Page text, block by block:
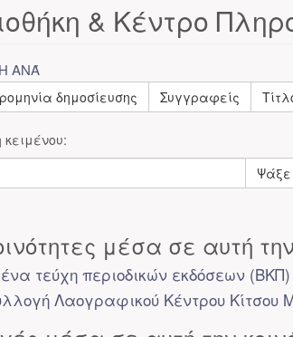
& Κέντρο
ΑΝΆ
δημοσίευσης Συγγραφείς
Ψάξε
μέσα σε αυτή
τεύχη περιοδικών εκδόσεων (ΒΚΠ)
Λαογραφικού Κέντρου Κίτσου